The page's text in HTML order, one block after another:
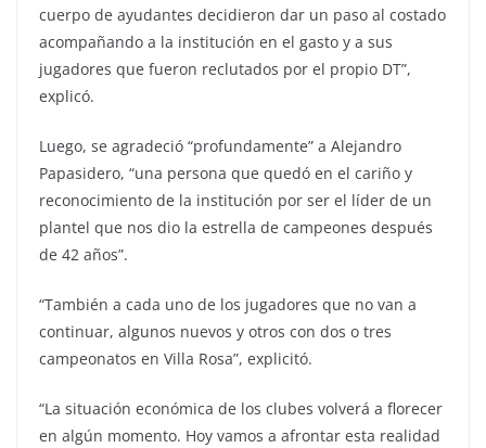
cuerpo de ayudantes decidieron dar un paso al costado
acompañando a la institución en el gasto y a sus
jugadores que fueron reclutados por el propio DT”,
explicó.
Luego, se agradeció “profundamente” a Alejandro
Papasidero, “una persona que quedó en el cariño y
reconocimiento de la institución por ser el líder de un
plantel que nos dio la estrella de campeones después
de 42 años”.
“También a cada uno de los jugadores que no van a
continuar, algunos nuevos y otros con dos o tres
campeonatos en Villa Rosa”, explicitó.
“La situación económica de los clubes volverá a florecer
en algún momento. Hoy vamos a afrontar esta realidad